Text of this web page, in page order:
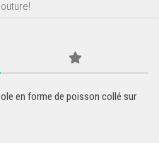
en forme de poisson collé sur